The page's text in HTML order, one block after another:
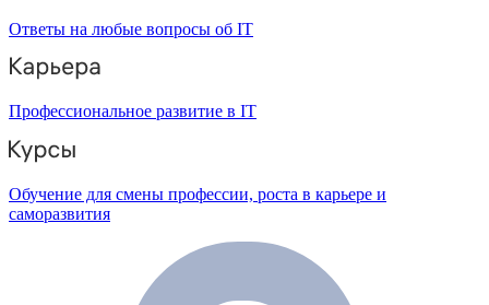
Ответы на любые вопросы об IT
Профессиональное развитие в IT
Обучение для смены профессии, роста в карьере и
саморазвития